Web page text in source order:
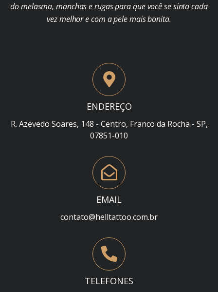
do melasma, manchas e rugas para que você se sinta cada
vez melhor e com a pele mais bonita.
ENDEREÇO
R. Azevedo Soares, 148 - Centro, Franco da Rocha - SP,
07851-010
EMAIL
contato@helltattoo.com.br
TELEFONES